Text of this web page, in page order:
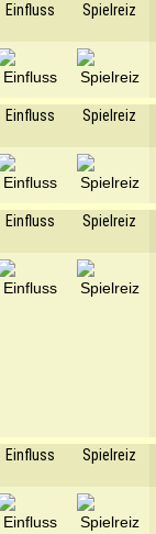
Einfluss Spielreiz
Einfluss Spielreiz
Einfluss Spielreiz
Einfluss Spielreiz